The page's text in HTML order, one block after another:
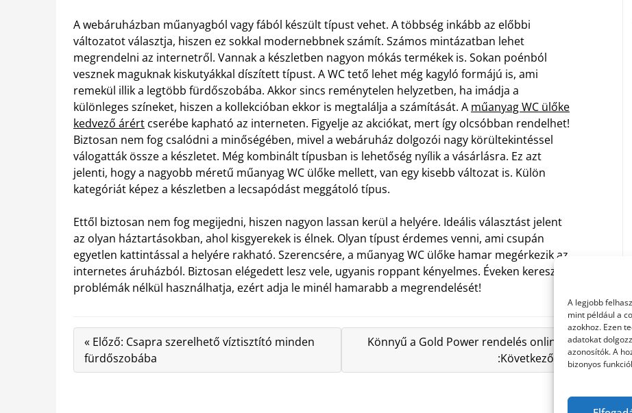
A legjobb
mint például a
azokhoz. Ezen
adatokat
azonosítók. A
bizonyos
A webáruházban műanyagból vagy fából készült típust vehet. A többség inkább az előbbi
változatot választja, hiszen ez sokkal modernebbnek számít. Számos mintázatban lehet
megrendelni az internetről. Vannak a készletben nagyon mókás termékek is. Sokan poénból
vesznek maguknak kiskutyákkal díszített típust. A WC tető lehet még kagyló formájú is, ami
remekül illik a legtöbb fürdőszobába. Akkor sincs reménytelen helyzetben, ha imádja a
különleges színeket, hiszen a kollekcióban ekkor is megtalálja a számítását. A műanyag WC ülőke
kedvező árért cserébe kapható az interneten. Figyelje az akciókat, mert így olcsóbban rendelhet!
Biztosan nem fog csalódni a minőségében, mivel a webáruház dolgozói nagy körültekintéssel
válogatták össze a készletet. Még kombinált típusban is lehetőség nyílik a vásárlásra. Ez azt
jelenti, hogy a nagyobb méretű műanyag WC ülőke mellett, van egy kisebb változat is. Külön
kategóriát képez a készletben a lecsapódást meggátoló típus.
Ettől biztosan nem fog megijedni, hiszen nagyon lassan kerül a helyére. Ideális választást jelent
az olyan háztartásokban, ahol kisgyerekek is élnek. Olyan típust érdemes venni, ami csupán
egyetlen kattintással a helyére rakható. Szerencsére, a műanyag WC ülőke hamar megérkezik az
internetes áruházból. Biztosan elégedett lesz vele, ugyanis roppant kényelmes. Éveken keresztül,
problémák nélkül használhatja, ezért adja le minél hamarabb a megrendelését!
« Előző: Csapra szerelhető víztisztító minden
fürdőszobába
Könnyű a Gold Power rendelés online
:Következő »